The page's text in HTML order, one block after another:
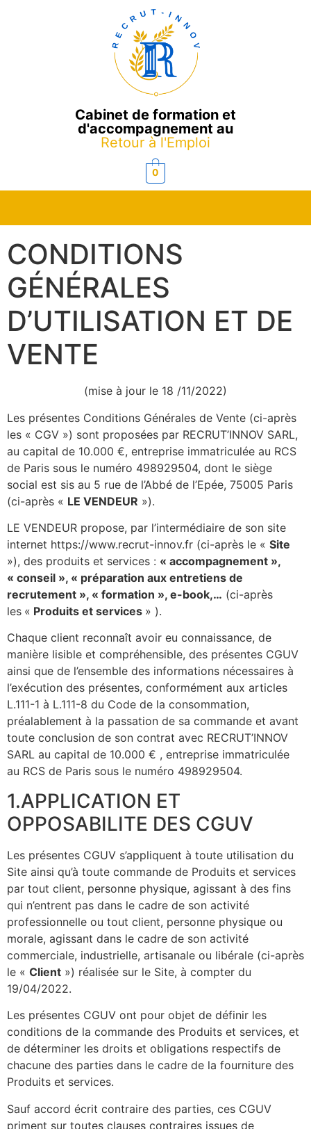
Cabinet de formation et
d'accompagnement au
Retour à l'Emploi
0
CONDITIONS
GÉNÉRALES
D’UTILISATION ET DE
VENTE
(mise à jour le 18 /11/2022)
Les présentes Conditions Générales de Vente (ci-après
les « CGV ») sont proposées par RECRUT’INNOV SARL,
au capital de 10.000 €, entreprise immatriculée au RCS
de Paris sous le numéro 498929504, dont le siège
social est sis au 5 rue de l’Abbé de l’Epée, 75005 Paris
(ci-après « LE VENDEUR »).
LE VENDEUR propose, par l’intermédiaire de son site
internet https://www.recrut-innov.fr (ci-après le « Site
»), des produits et services : « accompagnement »,
« conseil », « préparation aux entretiens de
recrutement », « formation », e-book,… (ci-après
les « Produits et services » ).
Chaque client reconnaît avoir eu connaissance, de
manière lisible et compréhensible, des présentes CGUV
ainsi que de l’ensemble des informations nécessaires à
l’exécution des présentes, conformément aux articles
L.111-1 à L.111-8 du Code de la consommation,
préalablement à la passation de sa commande et avant
toute conclusion de son contrat avec RECRUT’INNOV
SARL au capital de 10.000 € , entreprise immatriculée
au RCS de Paris sous le numéro 498929504.
1.APPLICATION ET
OPPOSABILITE DES CGUV
Les présentes CGUV s’appliquent à toute utilisation du
Site ainsi qu’à toute commande de Produits et services
par tout client, personne physique, agissant à des fins
qui n’entrent pas dans le cadre de son activité
professionnelle ou tout client, personne physique ou
morale, agissant dans le cadre de son activité
commerciale, industrielle, artisanale ou libérale (ci-après
le « Client ») réalisée sur le Site, à compter du
19/04/2022.
Les présentes CGUV ont pour objet de définir les
conditions de la commande des Produits et services, et
de déterminer les droits et obligations respectifs de
chacune des parties dans le cadre de la fourniture des
Produits et services.
Sauf accord écrit contraire des parties, ces CGUV
priment sur toutes clauses contraires issues de